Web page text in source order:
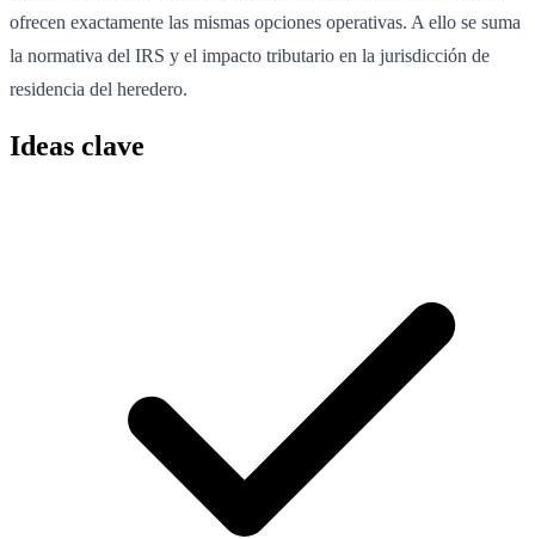
ofrecen exactamente las mismas opciones operativas. A ello se suma
la normativa del IRS y el impacto tributario en la jurisdicción de
residencia del heredero.
Ideas clave